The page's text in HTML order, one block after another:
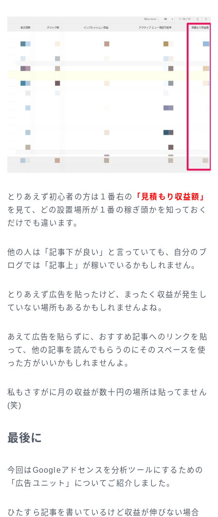
とりあえず初心者の方は１番右の
「見積もり収益額」
を見て、どの設置場所が１番の稼ぎ頭かを知っておく
だけでも違います。
他の人は「記事下が良い」と言っていても、自分のブ
ログでは「記事上」が稼いでいるかもしれません。
とりあえず広告を貼ったけど、まったく収益が発生し
ていない場所もあるかもしれませんよね。
あえて広告を貼らずに、おすすめ記事へのリンクを貼
って、他の記事を読んでもらうのにそのスペースを使
った方がいいかもしれませんよ。
私もさすがに月の収益が数十円の場所は貼ってません
(笑)
最後に
今回はGoogleアドセンスを分析ツールにするための
「広告ユニット」についてご紹介しました。
ひたすら記事を書いているけど収益が伸びない場合